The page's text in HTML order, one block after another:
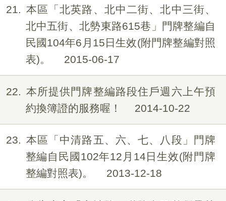
21
本區「北英路、北中二街、北中三街、
北中五街、北勢東路615巷」門牌整編自
民國104年6月15日生效(附門牌整編對照
表)。
2015-06-17
22
本所提供門牌整編路段住戶週六上午預
約換簿證的服務喔！
2014-10-22
23
本區「中清路五、六、七、八段」門牌
整編自民國102年12月14日生效(附門牌
整編對照表)。
2013-12-18